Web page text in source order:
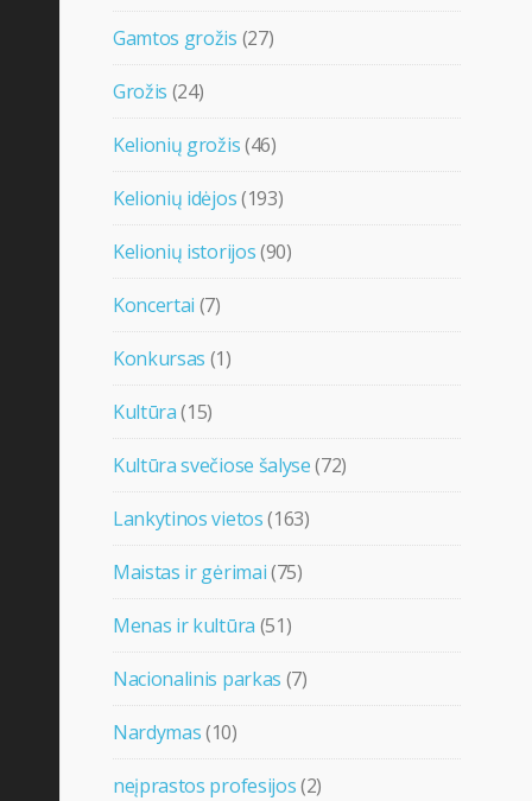
Gamtos grožis (27)
Grožis (24)
Kelionių grožis(46)
Kelionių idėjos(193)
Kelionių istorijos(90)
Koncertai (7)
Konkursas (1)
Kultūra(15)
Kultūra svečiose šalyse(72)
Lankytinos vietos(163)
Maistas ir gėrimai(75)
Menas ir kultūra (51)
Nacionalinis parkas (7)
Nardymas(10)
neįprastos profesijos(2)